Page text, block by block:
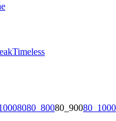
Timeless
8080_80080_90080_1000